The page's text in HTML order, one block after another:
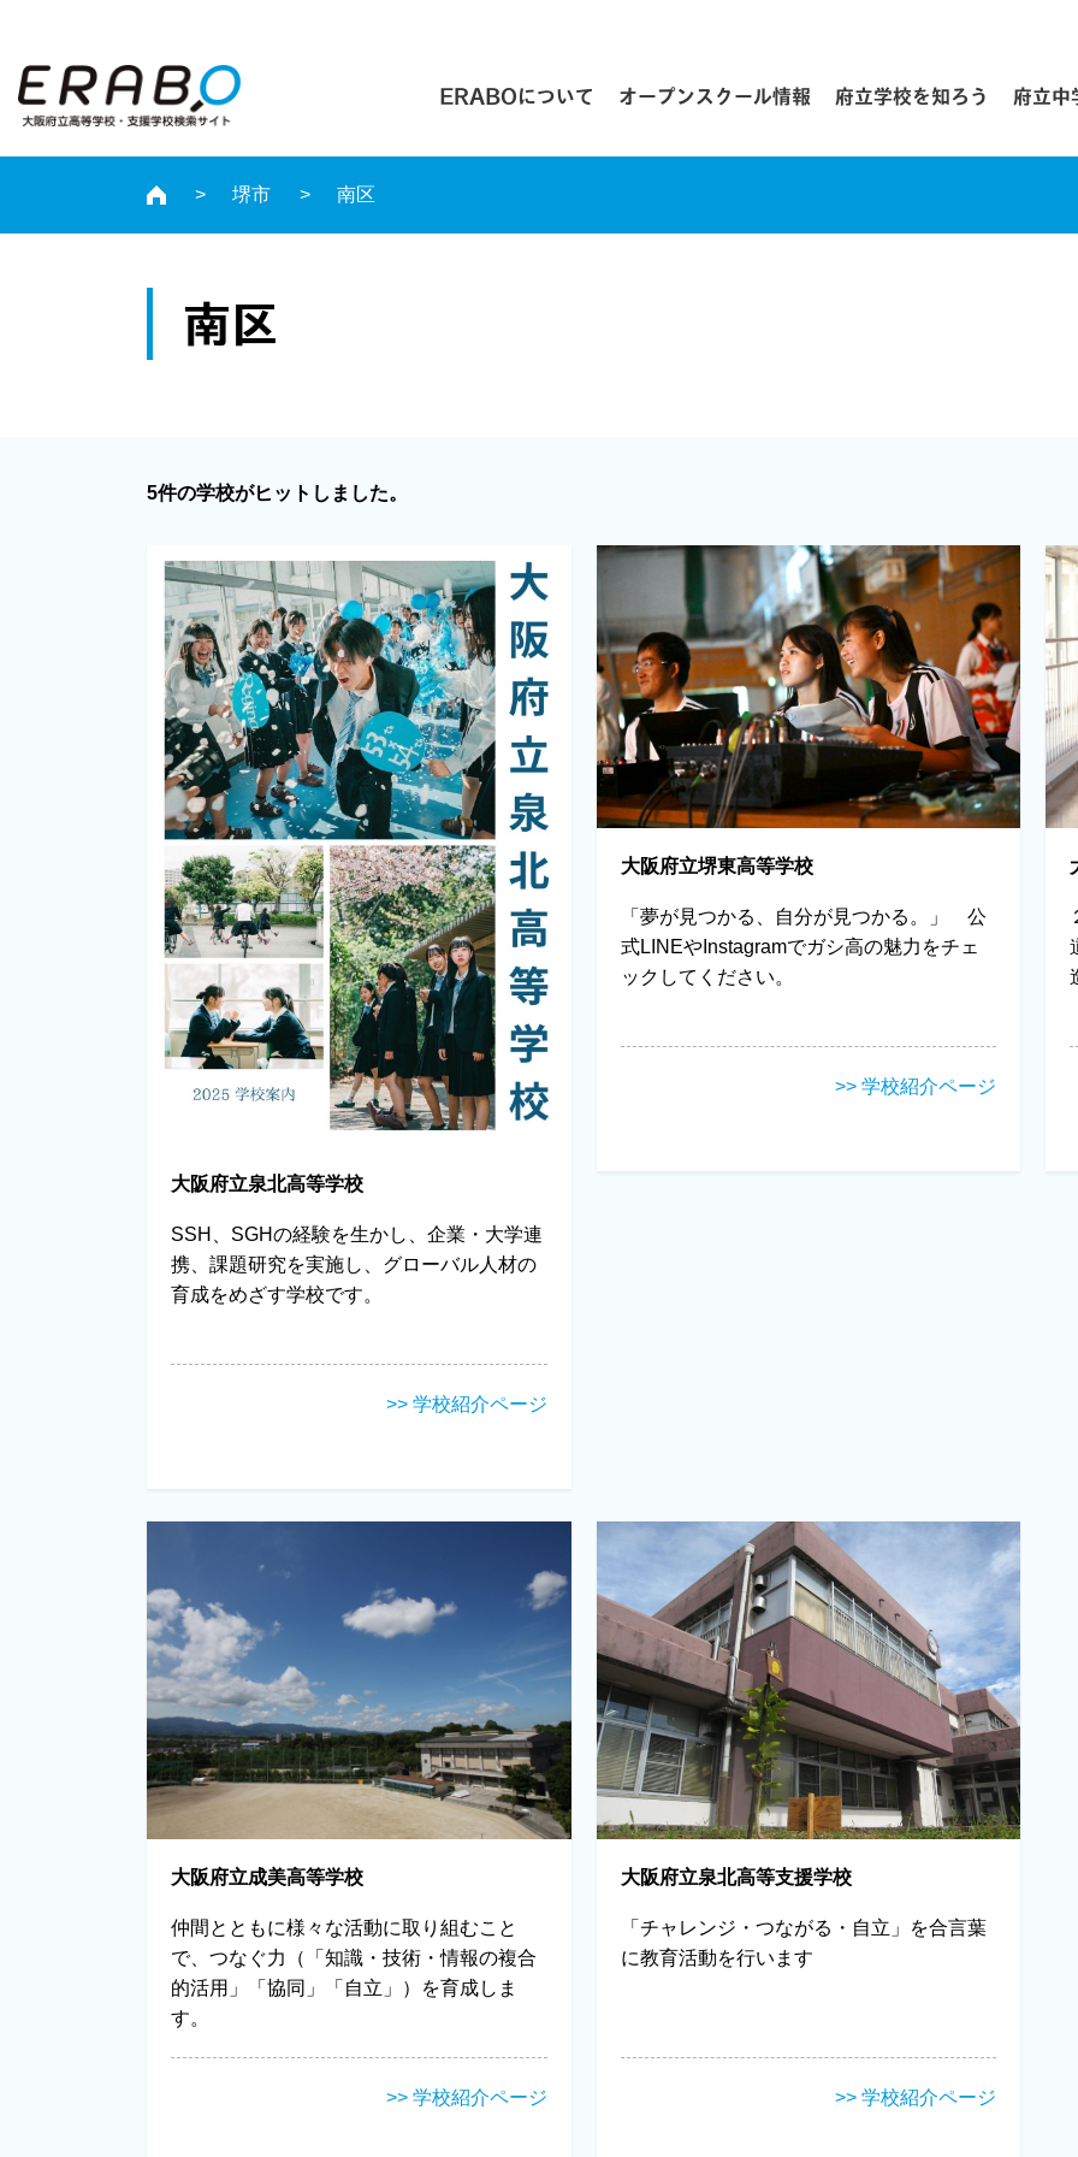
ERABOについて オープンスクール情報 府立学校を知ろう 府立中
堺市 南区
南区
5件の学校がヒットしました。
大阪府立泉北高等学校
SSH、SGHの経験を生かし、企業・大学連
携、課題研究を実施し、グローバル人材の
育成をめざす学校です。
>> 学校紹介ページ
大阪府立堺東高等学校
「夢が見つかる、自分が見つかる。」 公
式LINEやInstagramでガシ高の魅力をチェ
ックしてください。
>> 学校紹介ページ
大阪府立成美高等学校
仲間とともに様々な活動に取り組むこと
で、つなぐ力（「知識・技術・情報の複合
的活用」「協同」「自立」）を育成しま
す。
>> 学校紹介ページ
大阪府立泉北高等支援学校
「チャレンジ・つながる・自立」を合言葉
に教育活動を行います
>> 学校紹介ページ